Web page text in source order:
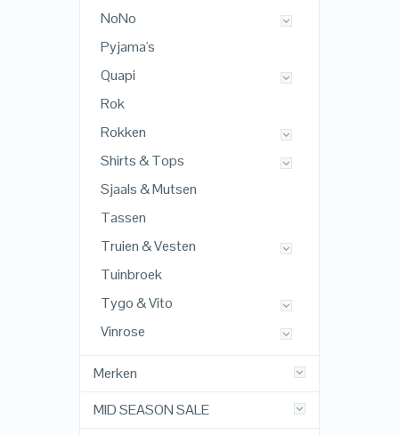
NoNo
Pyjama's
Quapi
Rok
Rokken
Shirts & Tops
Sjaals & Mutsen
Tassen
Truien & Vesten
Tuinbroek
Tygo & Vito
Vinrose
Merken
MID SEASON SALE